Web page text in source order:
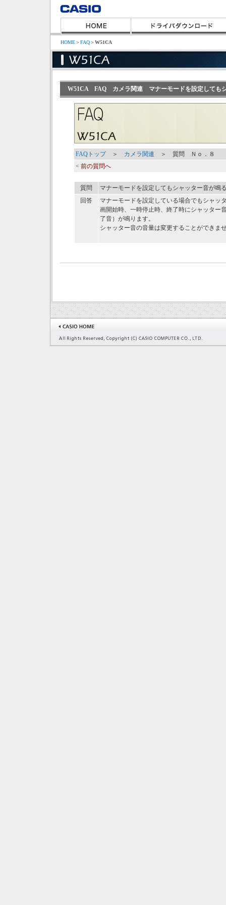
HOME＞FAQ＞W51CA
W51CA FAQ カメラ関連 マナーモードを設定しても
FAQトップ＞ カメラ関連 ＞ 質問 Ｎｏ．８
< 前の質問へ
質問
マナーモードを設定してもシャッター音が鳴
回答
マナーモードを設定している場合でもシャッ
画開始時、一時停止時、終了時にシャッター
了音）が鳴ります。
シャッター音の音量は変更することができま